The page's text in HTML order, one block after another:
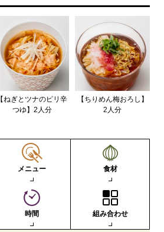
【ねぎとツナのピリ辛
つゆ】2人分
【ちりめん梅おろし】
2人分
メニュー 食材
時間 組み合わせ